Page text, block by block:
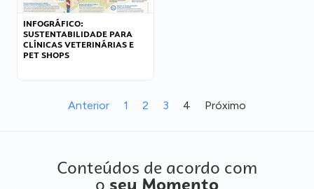
INFOGRÁFICO:
SUSTENTABILIDADE PARA
CLÍNICAS VETERINÁRIAS E
PET SHOPS
Anterior 1 2 3 4 Próximo
Conteúdos de acordo com